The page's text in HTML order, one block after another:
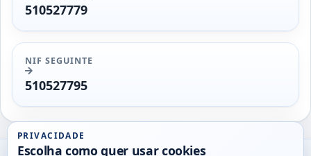
510527779
NIF SEGUINTE
510527795
PRIVACIDADE
Escolha como quer usar cookies